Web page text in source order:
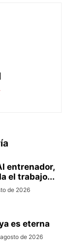
entrenador,
el trabajo...
de 2026
es eterna
de 2026